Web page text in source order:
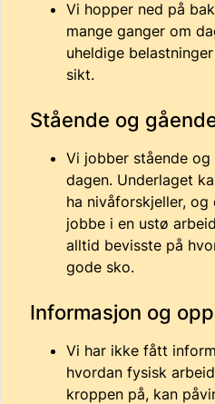
Vi hopper ned på
mange ganger om
uheldige
sikt.
Stående og
Vi jobber stående
dagen. Underlaget
ha nivåforskjeller,
jobbe i en ustø
alltid bevisste på
gode sko.
Informasjon og
Vi har ikke fått
hvordan fysisk
kroppen på, kan